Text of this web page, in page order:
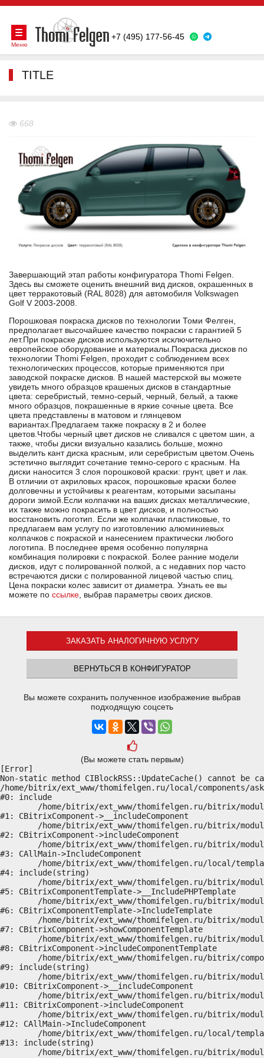
+7 (495) 177-56-45
Меню
TITLE
668
Завершающий этап работы конфигуратора Thomi Felgen.
Здесь вы сможете оценить внешний вид дисков, окрашенных в
цвет терракотовый (RAL 8028) для автомобиля Volkswagen
Golf V 2003-2008.
Порошковая покраска дисков по технологии Томи Фелген,
предполагает высочайшее качество покраски с гарантией 5
лет.При покраске дисков используются исключительно
европейское оборудование и материалы.Покраска дисков по
технологии Thomi Felgen, проходит с соблюдением всех
технологических процессов, которые применяются при
заводской покраске дисков. В нашей мастерской вы можете
увидеть много образцов крашеных дисков в стандартные
цвета: серебристый, темно-серый, черный, белый, а также
много образцов, покрашенные в яркие сочные цвета. Все
цвета представлены в матовом и глянцевом
вариантах.Предлагаем также покраску в 2 и более
цветов.Чтобы черный цвет дисков не сливался с цветом шин, а
также, чтобы диски визуально казались больше, можно
выделить кант диска красным, или серебристым цветом.Очень
эстетично выглядит сочетание темно-серого с красным. На
диски наносится 3 слоя порошковой краски: грунт, цвет и лак.
В отличии от акриловых красок, порошковые краски более
долговечны и устойчивы к реагентам, которыми засыпаны
дороги зимой.Если колпачки на ваших дисках металлические,
их также можно покрасить в цвет дисков, и полностью
восстановить логотип. Если же колпачки пластиковые, то
предлагаем вам услугу по изготовлению алюминиевых
колпачков с покраской и нанесением практически любого
логотипа. В последнее время особенно популярна
комбинация полировки с покраской. Более ранние модели
дисков, идут с полированной полкой, а с недавних пор часто
встречаются диски с полированной лицевой частью спиц.
Цена покраски колес зависит от диаметра. Узнать ее вы
можете по ссылке, выбрав параметры своих дисков.
ЗАКАЗАТЬ АНАЛОГИЧНУЮ УСЛУГУ
ВЕРНУТЬСЯ В КОНФИГУРАТОР
Вы можете сохранить полученное изображение выбрав
подходящую соцсеть
(Вы можете стать первым)
[Error]
Non-static method CIBlockRSS::UpdateCache() cannot
/home/bitrix/ext_www/thomifelgen.ru/local/components/
#0: include
#1: CBitrixComponent->__includeComponent
#2: CBitrixComponent->includeComponent
#3: CAllMain->IncludeComponent
#4: include(string)
#5: CBitrixComponentTemplate->__IncludePHPTemplate
#6: CBitrixComponentTemplate->IncludeTemplate
#7: CBitrixComponent->showComponentTemplate
#8: CBitrixComponent->includeComponentTemplate
#9: include(string)
#10: CBitrixComponent->__includeComponent
#11: CBitrixComponent->includeComponent
#12: CAllMain->IncludeComponent
#13: include(string)